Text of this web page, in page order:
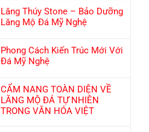
Lăng Thúy Stone – Bảo Dưỡng
Lăng Mộ Đá Mỹ Nghệ
Phong Cách Kiến Trúc Mới Với
Đá Mỹ Nghệ
CẨM NANG TOÀN DIỆN VỀ
LĂNG MỘ ĐÁ TỰ NHIÊN
TRONG VĂN HÓA VIỆT